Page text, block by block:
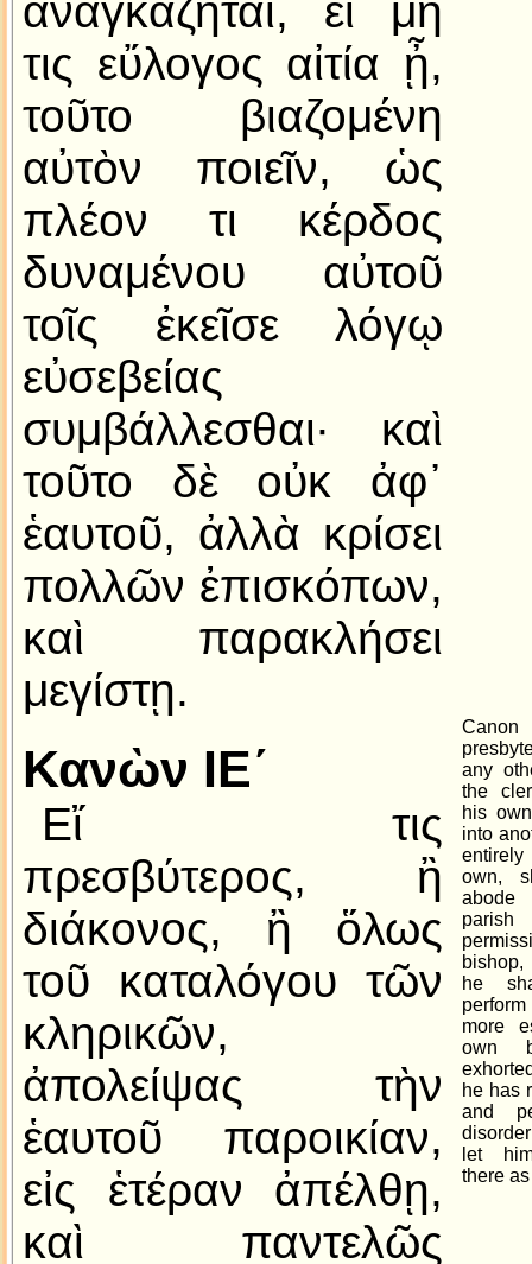
ἀναγκάζηται, εἰ μή
τις εὔλογος αἰτία ᾖ,
τοῦτο βιαζομένη
αὐτὸν ποιεῖν, ὡς
πλέον τι κέρδος
δυναμένου αὐτοῦ
τοῖς ἐκεῖσε λόγῳ
εὐσεβείας
συμβάλλεσθαι· καὶ
τοῦτο δὲ οὐκ ἀφ᾿
ἑαυτοῦ, ἀλλὰ κρίσει
πολλῶν ἐπισκόπων,
καὶ παρακλήσει
μεγίστῃ.
Κανὼν ΙΕ´
Εἴ τις
πρεσβύτερος, ἢ
διάκονος, ἢ ὅλως
τοῦ καταλόγου τῶν
κληρικῶν,
ἀπολείψας τὴν
ἑαυτοῦ παροικίαν,
εἰς ἑτέραν ἀπέλθῃ,
καὶ παντελῶς
any
the
his
into
own,
he
more
own
he has
and
let
there